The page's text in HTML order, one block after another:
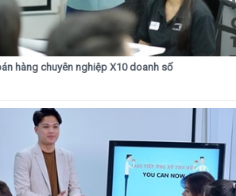
hàng chuyên nghiệp X10 doanh số